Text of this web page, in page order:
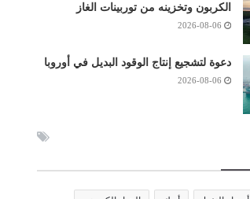
الكربون وتخزينه من توربينات الغاز
2026-08-06
دعوة لتشجيع إنتاج الوقود البديل في أوروبا
2026-08-06